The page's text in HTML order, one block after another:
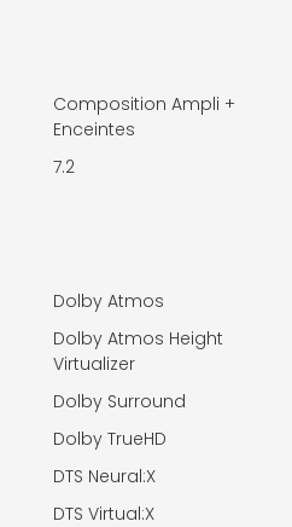
Composition Ampli +
Enceintes
7.2
Dolby Atmos
Dolby Atmos Height
Virtualizer
Dolby Surround
Dolby TrueHD
DTS Neural:X
DTS Virtual:X